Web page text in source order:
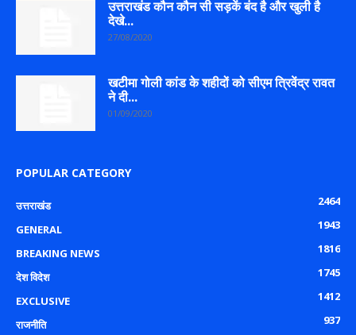
उत्तराखंड कौन कौन सी सड़कें बंद है और खुली है
देखे...
27/08/2020
खटीमा गोली कांड के शहीदों को सीएम त्रिवेंद्र रावत
ने दी...
01/09/2020
POPULAR CATEGORY
उत्तराखंड
2464
GENERAL
1943
BREAKING NEWS
1816
देश विदेश
1745
EXCLUSIVE
1412
राजनीति
937